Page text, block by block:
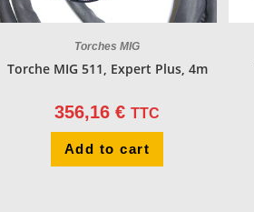
Torches MIG
Torche MIG 511, Expert Plus, 4m
356,16€ TTC
Add to cart